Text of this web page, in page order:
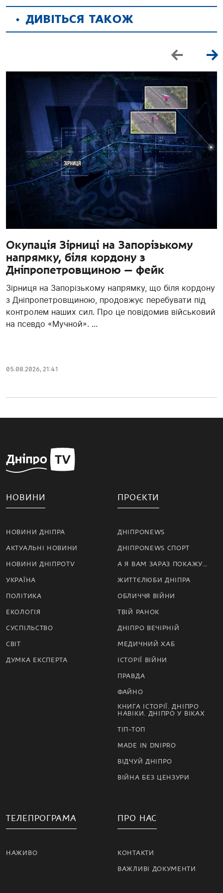
ДИВІТЬСЯ ТАКОЖ
Окупація Зірниці на Запорізькому
напрямку, біля кордону з
Дніпропетровщиною — фейк
Зірниця на Запорізькому напрямку, що біля кордону
з Дніпропетровщиною, продовжує перебувати під
контролем наших сил. Про це повідомив військовий
на псевдо «Мучной». ...
05.08.2026, 21:41
НОВИНИ
НОВИНИ ДНІПРА
АКТУАЛЬНІ НОВИНИ
НОВИНИ ДНІПРОTV
УКРАЇНА
ПОЛІТИКА
ЕКОЛОГІЯ
СУСПІЛЬСТВО
СВІТ
ДУМКА ЕКСПЕРТА
ПРОЄКТИ
ДНІПРОNEWS
ДНІПРОNEWS СПОРТ
А Я ВАМ ЗАРАЗ ПОКАЖУ…
ЖИТТЄЛЮБИ ДНІПРА
ОБЛИЧЧЯ ВІЙНИ
ТВІЙ РАНОК
ДНІПРО ВЕЧІРНІЙ
МЕДИЧНИЙ ХАБ
ІСТОРІЇ ВІЙНИ
ПРАВДА
ФАЙНО
КНИГА ІСТОРІЇ. ДНІПРО
НАВІКИ. ДНІПРО У ВІКАХ
ТІП-ТОП
MADE IN DNIPRO
ВІДЧУЙ ДНІПРО
ВІЙНА БЕЗ ЦЕНЗУРИ
ТЕЛЕПРОГРАМА
НАЖИВО
ПРО НАС
КОНТАКТИ
ВАЖЛИВІ ДОКУМЕНТИ